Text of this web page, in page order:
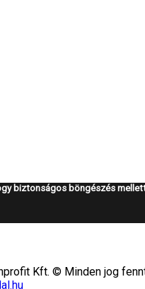
biztonságos böngészés
Kft. © Minden jog